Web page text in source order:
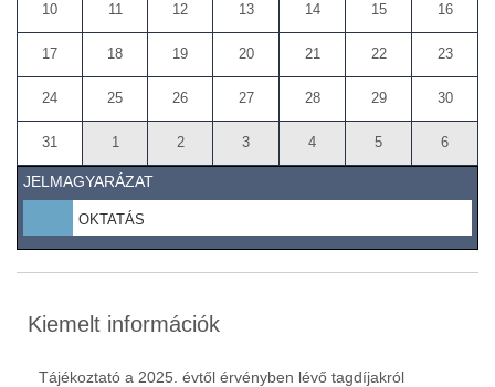
10 11 12 13 14 15 16
17 18 19 20 21 22 23
24 25 26 27 28 29 30
31 1 2 3 4 5 6
JELMAGYARÁZAT
OKTATÁS
Kiemelt információk
Tájékoztató a 2025. évtől érvényben lévő tagdíjakról